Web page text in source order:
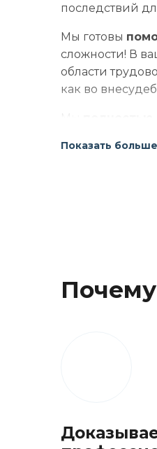
последствий
Мы готовы
сложности! В
области
как во
для
Показать больше